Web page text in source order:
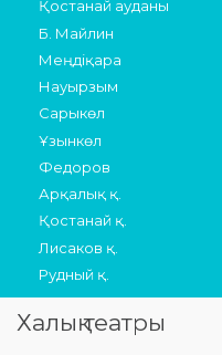
Қостанай ауданы
Б. Майлин
Меңдіқара
Науырзым
Сарыкөл
Ұзынкөл
Федоров
Арқалық қ.
Қостанай қ.
Лисаков қ.
Рудный қ.
Халық театры